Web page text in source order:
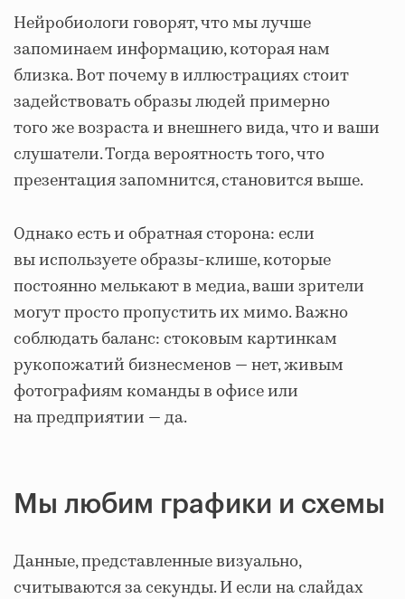
Нейробиологи говорят, что мы лучше
запоминаем информацию, которая нам
близка. Вот почему в иллюстрациях стоит
задействовать образы людей примерно
того же возраста и внешнего вида, что и ваши
слушатели. Тогда вероятность того, что
презентация запомнится, становится выше.
Однако есть и обратная сторона: если
вы используете образы-клише, которые
постоянно мелькают в медиа, ваши зрители
могут просто пропустить их мимо. Важно
соблюдать баланс: стоковым картинкам
рукопожатий бизнесменов — нет, живым
фотографиям команды в офисе или
на предприятии — да.
Мы любим графики и схемы
Данные, представленные визуально,
считываются за секунды. И если на слайдах